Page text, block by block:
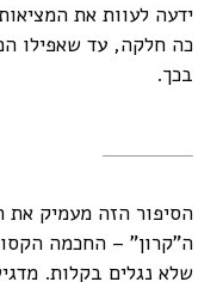
ידעה לעוות את
כה חלקה, עד שאפילו
בכך.
הסיפור הזה מעמיק את
ה"קרון" – החכמה
שלא נגלים בקלות.